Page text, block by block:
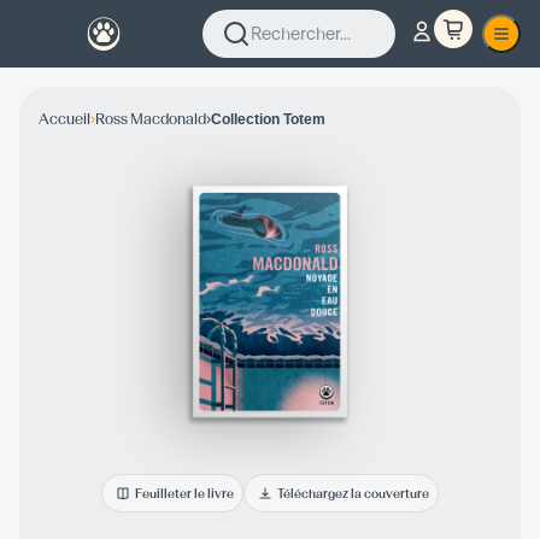
Rechercher...
Accueil›Ross Macdonald›Collection Totem
Feuilleter le livre Téléchargez la couverture